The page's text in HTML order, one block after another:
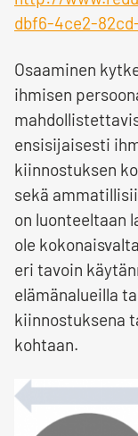
dbf6-4ce2-
Osaaminen
ihmisen
ensisijaisesti
kiinnostuksen
sekä
on luonteeltaan
ole
eri tavoin
elämänalueilla
kiinnostuksena
kohtaan.